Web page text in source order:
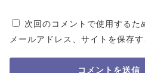
次回のコメントで使用するた
メールアドレス、サイトを保存す